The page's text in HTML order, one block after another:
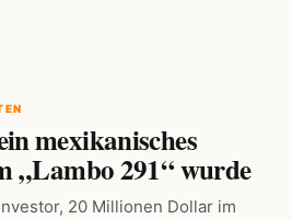
mexikanisches
„Lambo 291“ wurde
20 Millionen Dollar im